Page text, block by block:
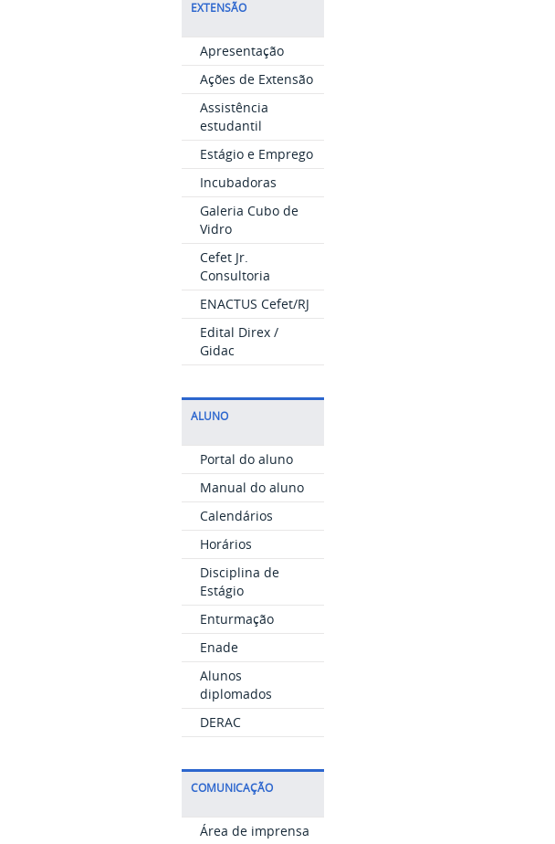
EXTENSÃO
Apresentação
Ações de Extensão
Assistência
estudantil
Estágio e Emprego
Incubadoras
Galeria Cubo de
Vidro
Cefet Jr.
Consultoria
ENACTUS Cefet/RJ
Edital Direx /
Gidac
ALUNO
Portal do aluno
Manual do aluno
Calendários
Horários
Disciplina de
Estágio
Enturmação
Enade
Alunos
diplomados
DERAC
COMUNICAÇÃO
Área de imprensa